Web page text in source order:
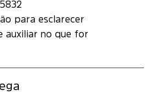
para esclarecer
auxiliar no que for